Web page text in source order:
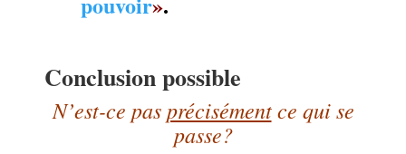
Conclusion possible
N’est-ce pasprécisémentce qui se
passe?